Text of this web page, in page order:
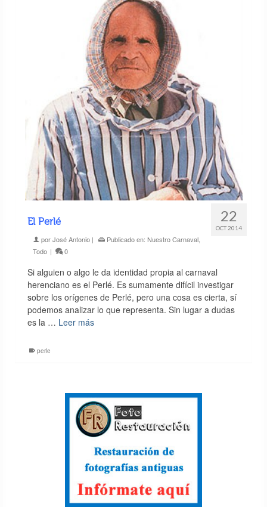
22
OCT 2014
El Perlé
porJosé Antonio| Publicado en: Nuestro Carnaval,
Todo | 0
Si alguien o algo le da identidad propia al carnaval
herenciano es el Perlé. Es sumamente difícil investigar
sobre los orígenes de Perlé, pero una cosa es cierta, sí
podemos analizar lo que representa. Sin lugar a dudas
es la … Leer más
perle